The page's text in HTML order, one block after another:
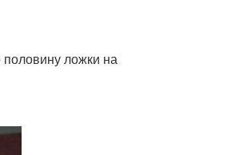
ложки на